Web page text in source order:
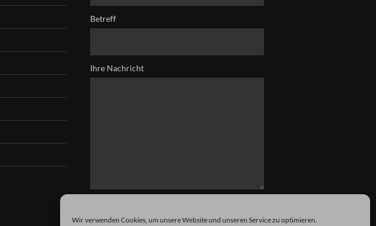
Wir verwenden Cookies, um unsere Website und unseren Service zu optimieren.
Betreff
Ihre Nachricht